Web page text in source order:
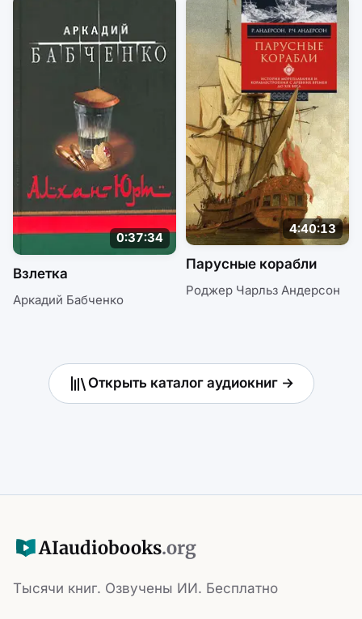
0:37:34
Взлетка
Аркадий Бабченко
4:40:13
Парусные корабли
Роджер Чарльз Андерсон
Открыть каталог аудиокниг →
AIaudiobooks.org
Тысячи книг. Озвучены ИИ. Бесплатно